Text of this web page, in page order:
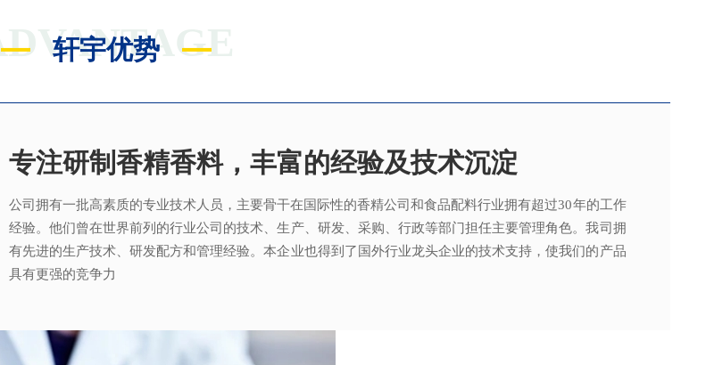
ADVANTAGE
轩宇优势
专注研制香精香料，丰富的经验及技术沉淀
公司拥有一批高素质的专业技术人员，主要骨干在国际性的香精公司和食品配料行业拥有超过30年的工作
经验。他们曾在世界前列的行业公司的技术、生产、研发、采购、行政等部门担任主要管理角色。我司拥
有先进的生产技术、研发配方和管理经验。本企业也得到了国外行业龙头企业的技术支持，使我们的产品
具有更强的竞争力
满足客户不同的调香需求
拥有独立的香精香料技术研发实验室和生产车间，可为客户提供适合、满意，高性价比的高品质香精。
完善的质量管理体系
从2005年起，公司就建立了国际认可的ISO9001：2015质量管理体系及ISO22000：2018 食品安全管理体
系，为所有产品质量稳定性及食用安全性保驾护航。
真心酿香味 芬芳传五洲
轩宇的应用及技术服务中心，汇聚了多位优秀的技术工程师从事香精香料在各类产品中的开发应用，能高
效地针对客户需求打造不同产品，满 足客户对提高其产品质量以及缩短交货期的需求。